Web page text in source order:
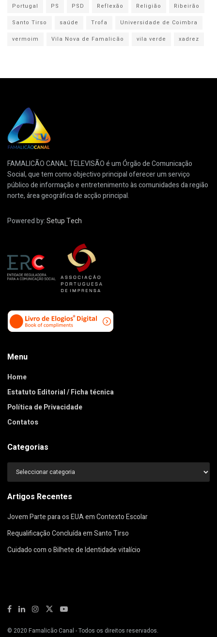
Portugal
PS PSD Reflexão Religião
Ribeirão
Santo Tirso
saúde Trofa
Universidade de Coimbra
vermoim
Vila Nova de Famalicão vila verde xadrez
FAMALICÃO CANAL TELEVISÃO é um Órgão de Comunicação
Social, que tem como objectivo principal oferecer um serviço
público de informação e entretenimento às comunidades da região
norte, área geográfica de acção principal.
Powered by:Setup Tech
Menu
Home
Estatuto Editorial / Ficha técnica
Política de Privacidade
Contatos
Categorias
Categorias
Artigos Recentes
Jovem Parte para os EUA em Contexto Escolar
Requalificação Concluída em Santo Tirso
Cuidado com o Bilhete de Identidade vitalício
© 2020 Famalicão Canal - Todos os direitos reservados.